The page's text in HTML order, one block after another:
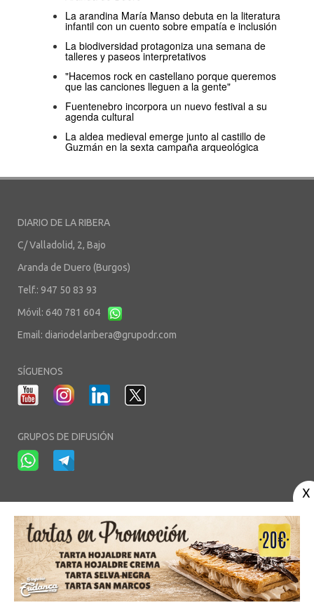
La arandina María Manso debuta en la literatura
infantil con un cuento sobre empatía e inclusión
La biodiversidad protagoniza una semana de
talleres y paseos interpretativos
"Hacemos rock en castellano porque queremos
que las canciones lleguen a la gente"
Fuentenebro incorpora un nuevo festival a su
agenda cultural
La aldea medieval emerge junto al castillo de
Guzmán en la sexta campaña arqueológica
DIARIO DE LA RIBERA
C/ Valladolid, 2, Bajo
Aranda de Duero (Burgos)
Telf.: 947 50 83 93
Móvil: 640 781 604
Email: diariodelaribera@grupodr.com
SÍGUENOS
GRUPOS DE DIFUSIÓN
Aviso Legal -Política de Privacidad-Política de Cookies-Área privada
© Copyright 2003 - 2026. diariodelaribera.net ®. Desarrollo porMultimedia